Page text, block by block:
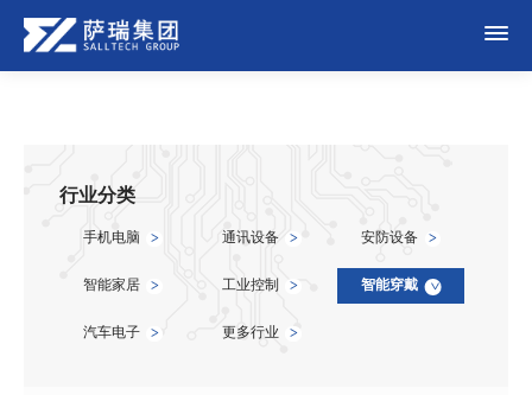
行业分类
手机电脑 > 通讯设备 > 安防设备 >
智能家居 > 工业控制 > 智能穿戴 >
汽车电子 > 更多行业 >